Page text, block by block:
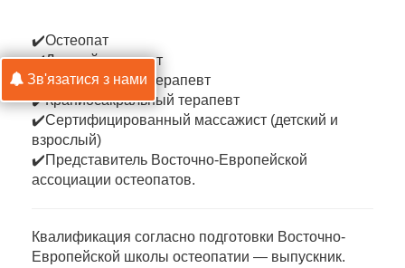
✔️Остеопат
✔️Детский остеопат
✔️Висцеральный терапевт
✔️Краниосакральный терапевт
✔️Сертифицированный массажист (детский и
взрослый)
✔️Представитель Восточно-Европейской
ассоциации остеопатов.
Квалификация согласно подготовки Восточно-
Европейской школы остеопатии — выпускник.
Зв'язатися з нами